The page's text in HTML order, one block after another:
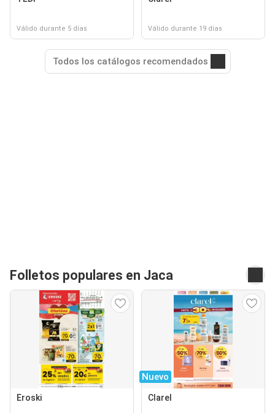
Válido durante 5 días Válido durante 19 días
Todos los catálogos recomendados
Folletos populares en Jaca
Eroski
Nuevo
Clarel